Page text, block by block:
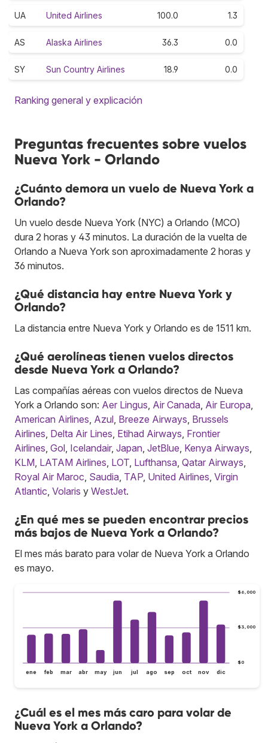
UA United Airlines 100.0 1.3
AS Alaska Airlines 36.3 0.0
SY Sun Country Airlines 18.9 0.0
Ranking general y explicación
Preguntas frecuentes sobre vuelos
Nueva York - Orlando
¿Cuánto demora un vuelo de Nueva York a
Orlando?
Un vuelo desde Nueva York (NYC) a Orlando (MCO)
dura 2 horas y 43 minutos. La duración de la vuelta de
Orlando a Nueva York son aproximadamente 2 horas y
36 minutos.
¿Qué distancia hay entre Nueva York y
Orlando?
La distancia entre Nueva York y Orlando es de 1511 km.
¿Qué aerolíneas tienen vuelos directos
desde Nueva York a Orlando?
Las compañías aéreas con vuelos directos de Nueva
York a Orlando son: Aer Lingus Air Canada Air Europa
American Airlines Azul Breeze Airways Brussels
Airlines Delta Air Lines Etihad Airways Frontier
Airlines Gol Icelandair, Japan JetBlue Kenya Airways
KLM LATAM Airlines LOT Lufthansa Qatar Airways
Royal Air Maroc Saudia TAP United Airlines Virgin
Atlantic Volaris y WestJet.
¿En qué mes se pueden encontrar precios
más bajos de Nueva York a Orlando?
El mes más barato para volar de Nueva York a Orlando
es mayo.
$0
$3,000
$6,000
ene feb mar abr may jun jul ago sep oct nov dic
¿Cuál es el mes más caro para volar de
Nueva York a Orlando?